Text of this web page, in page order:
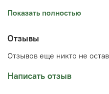
Антисептическое и
Флакон 5 мл. Подробная
Купить крымские эфирные
на Кирова 27 ТК
доставку в ваш город.
Показать полностью
Отзывы
Отзывов еще никто не
Написать отзыв